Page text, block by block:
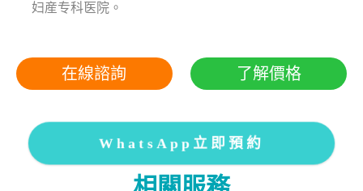
妇産专科医院。
在線諮詢 了解價格
WhatsApp立即預約